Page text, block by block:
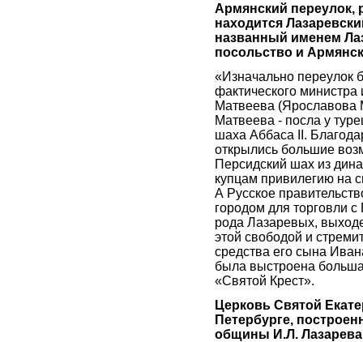
Армянский переулок,
находится
названный именем
посольство и
«Изначально переулок
фактического
Матвеева (Ярославова
Матвеева - посла у
шаха Аббаса II.
открылись большие
Персидский шах из
купцам привилегию на
А Русское
городом для торговли
рода Лазаревых,
этой свободой и
средства его сына
была выстроена
«Святой Крест».
Церковь Святой
Петербурге,
общины И.Л. Лазарева